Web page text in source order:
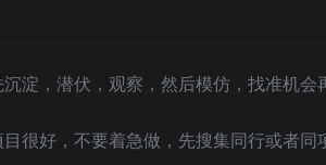
淀，潜伏，观察，然后模仿，找准机会
很好，不要着急做，先搜集同行或者同